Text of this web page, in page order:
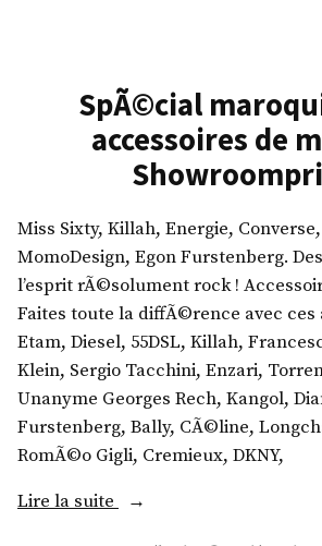
x
h
r
o
o
m
p
r
i
v
e
c
e
d
a
b
b
a
,
C
SpÃ©cial
accessoires de
Miss Sixty, Killah, Energie, Converse,
MomoDesign, Egon Furstenberg.
l’esprit rÃ©solument rock !
Faites toute la diffÃ©rence avec ces
Etam, Diesel, 55DSL, Killah,
Klein, Sergio Tacchini, Enzari,
Unanyme Georges Rech, Kangol,
Furstenberg, Bally, CÃ©line,
RomÃ©o Gigli, Cremieux, DKNY,
Lire la suite